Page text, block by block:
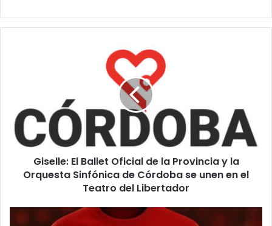
Provincia
Orquesta
Sinfónica
unen
Giselle: El Ballet Oficial de la Provincia y la
Orquesta Sinfónica de Córdoba se unen en el
Teatro del Libertador
Por